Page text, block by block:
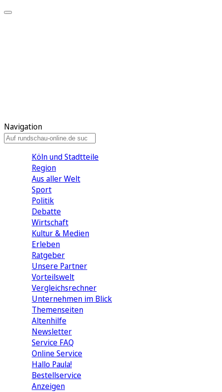
Navigation
Köln und Stadtteile
Region
Aus aller Welt
Sport
Politik
Debatte
Wirtschaft
Kultur & Medien
Erleben
Ratgeber
Unsere Partner
Vorteilswelt
Vergleichsrechner
Unternehmen im Blick
Themenseiten
Altenhilfe
Newsletter
Service FAQ
Online Service
Hallo Paula!
Bestellservice
Anzeigen